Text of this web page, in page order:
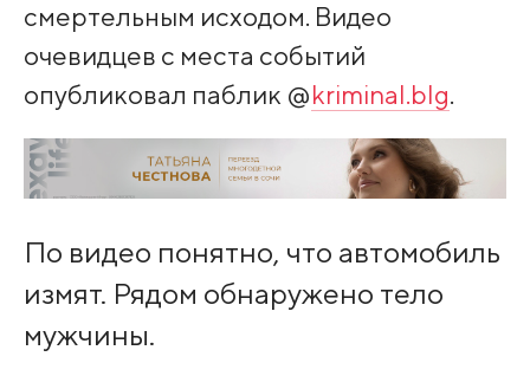
смертельным исходом. Видео
очевидцев с места событий
опубликовал паблик @kriminal.blg.
По видео понятно, что автомобиль
измят. Рядом обнаружено тело
мужчины.